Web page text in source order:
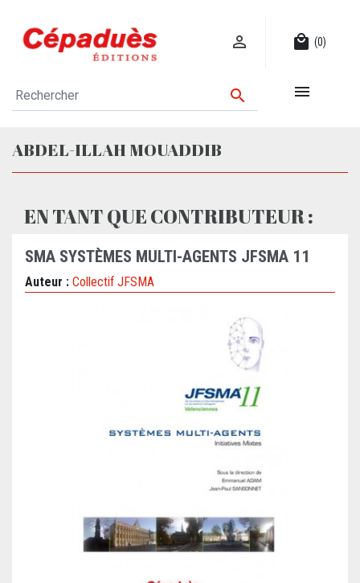
 local_mall (0)
 
ABDEL-ILLAH MOUADDIB
EN TANT QUE CONTRIBUTEUR :
SMA SYSTÈMES MULTI-AGENTS JFSMA 11
Auteur : Collectif JFSMA